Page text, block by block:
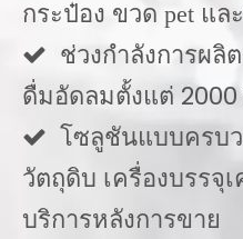
กระป๋อง ขวด ​​pet แล
 ช่วงกำลังการผลิ
ดื่มอัดลมตั้งแต่ 2000
 โซลูชันแบบครบ
วัตถุดิบ เครื่องบรรจุ
บริการหลังการขาย